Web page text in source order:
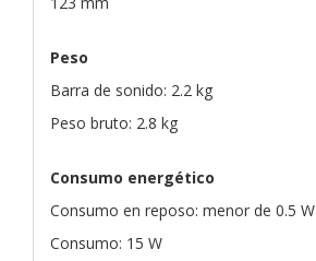
Peso
Barra de sonido: 2.2 kg
Peso bruto: 2.8 kg
Consumo energético
Consumo en reposo: menor de 0.5 W
Consumo: 15 W